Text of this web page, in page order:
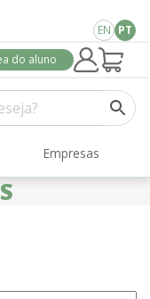
EN PT
do aluno
Empresas